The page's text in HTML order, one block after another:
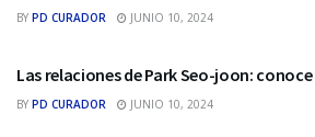
BY PD CURADOR JUNIO 10, 2024
Las relaciones de Park Seo-joon:
BY PD CURADOR JUNIO 10, 2024